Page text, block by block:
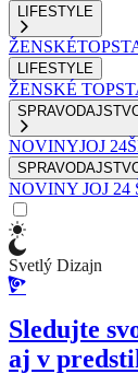
LIFESTYLE
ŽENSKÉ
LIFESTYLE
ŽENSKÉ
NOVINYJOJ 24
NOVINY JOJ 24
Svetlý Dizajn
Sledujte
aj v